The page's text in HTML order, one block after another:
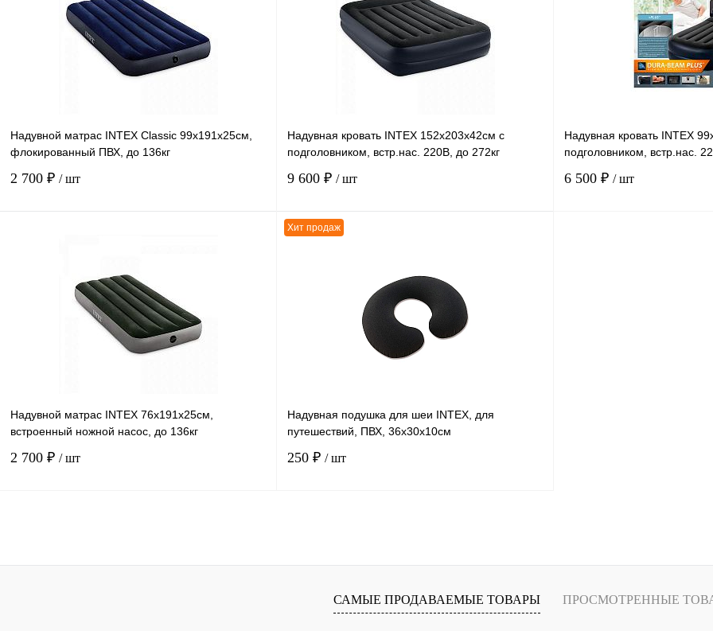
К сравнению
В избранное
наличии
К сравнению
В избранное
наличии
Надувной матрас INTEX Classic 99х191х25см,
флокированный ПВХ, до 136кг
2 700 ₽ / шт
К сравнению
наличии
Надувная кровать INTEX 152х203х42см с
подголовником, встр.нас. 220В, до 272кг
9 600 ₽ / шт
наличии
Надувная кровать INTEX
подголовником, встр.нас.
6 500 ₽ / шт
Надувной матрас INTEX 76х191х25см,
встроенный ножной насос, до 136кг
2 700 ₽ / шт
К сравнению
Хит продаж
Надувная подушка для шеи INTEX, для
путешествий, ПВХ, 36х30х10см
250 ₽ / шт
К сравнению
САМЫЕ ПРОДАВАЕМЫЕ ТОВАРЫ ПРОСМОТРЕННЫЕ